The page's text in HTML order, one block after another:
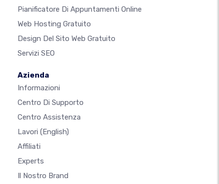
Pianificatore Di Appuntamenti Online
Web Hosting Gratuito
Design Del Sito Web Gratuito
Servizi SEO
Azienda
Informazioni
Centro Di Supporto
Centro Assistenza
Lavori (English)
Affiliati
Experts
Il Nostro Brand